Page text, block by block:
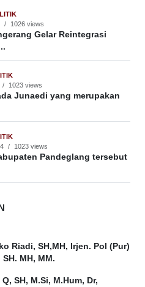
/ 1026 views
Gelar Reintegrasi
/ 1023 views
Junaedi yang merupakan
/ 1023 views
Pandeglang tersebut
Riadi, SH,MH, Irjen. Pol (Pur)
MH, MM.
Q, SH, M.Si, M.Hum, Dr,